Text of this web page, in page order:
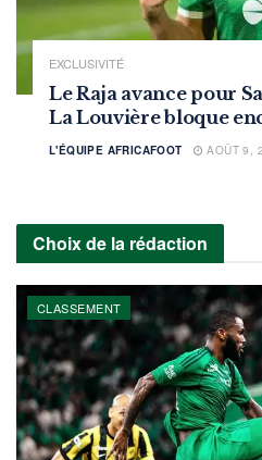
EXCLUSIVITÉ
Le Raja avance pour
La Louvière bloque
L'ÉQUIPE AFRICAFOOT AOÛT 9,
Choix de la rédaction
CLASSEMENT